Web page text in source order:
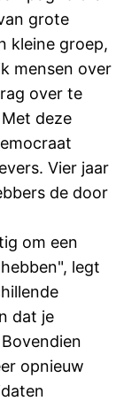
grote
kleine groep,
mensen over
over te
deze
Vier jaar
de door
om een
legt
dat je
opnieuw